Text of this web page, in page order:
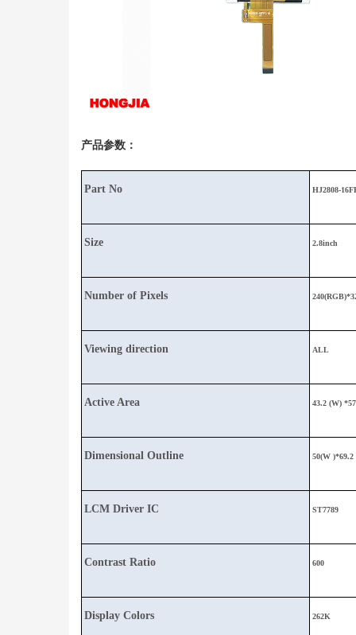
产品参数：
Part No HJ2808-
Size 2.8inch
Number of Pixels
Viewing direction ALL
Active Area 43.2 (W)
Dimensional Outline 50(W
LCM Driver IC ST7789
Contrast Ratio 600
Display Colors 262K